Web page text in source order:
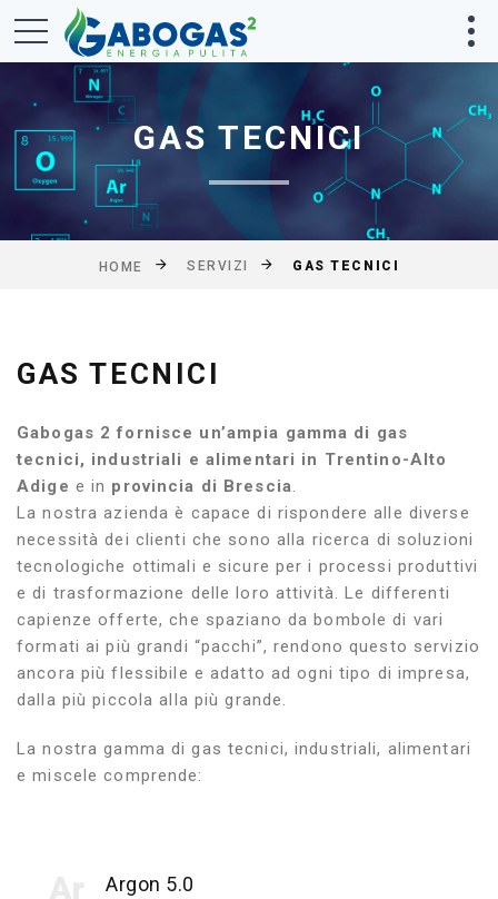
GAS TECNICI
HOME SERVIZI GAS TECNICI
GAS TECNICI
Gabogas 2 fornisce un’ampia gamma di gas
tecnici, industriali e alimentari in Trentino-Alto
Adige e in provincia di Brescia.
La nostra azienda è capace di rispondere alle diverse
necessità dei clienti che sono alla ricerca di soluzioni
tecnologiche ottimali e sicure per i processi produttivi
e di trasformazione delle loro attività. Le differenti
capienze offerte, che spaziano da bombole di vari
formati ai più grandi “pacchi”, rendono questo servizio
ancora più flessibile e adatto ad ogni tipo di impresa,
dalla più piccola alla più grande.
La nostra gamma di gas tecnici, industriali, alimentari
e miscele comprende:
Argon 5.0